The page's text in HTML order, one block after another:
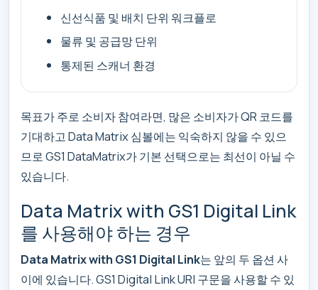
신선식품 및 배치 단위 워크플로
물류 및 공급망 단위
통제된 스캐너 환경
목표가 주로 소비자 참여라면, 많은 소비자가 QR 코드를
기대하고 Data Matrix 심볼에는 익숙하지 않을 수 있으
므로 GS1 DataMatrix가 기본 선택으로는 최선이 아닐 수
있습니다.
Data Matrix with GS1 Digital Link
를 사용해야 하는 경우
Data Matrix with GS1 Digital Link는 앞의 두 옵션 사
이에 있습니다. GS1 Digital Link URI 구문을 사용할 수 있